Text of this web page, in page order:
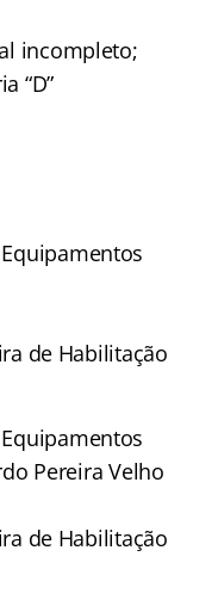
incompleto;
“D”
de Habilitação
Pereira Velho
de Habilitação